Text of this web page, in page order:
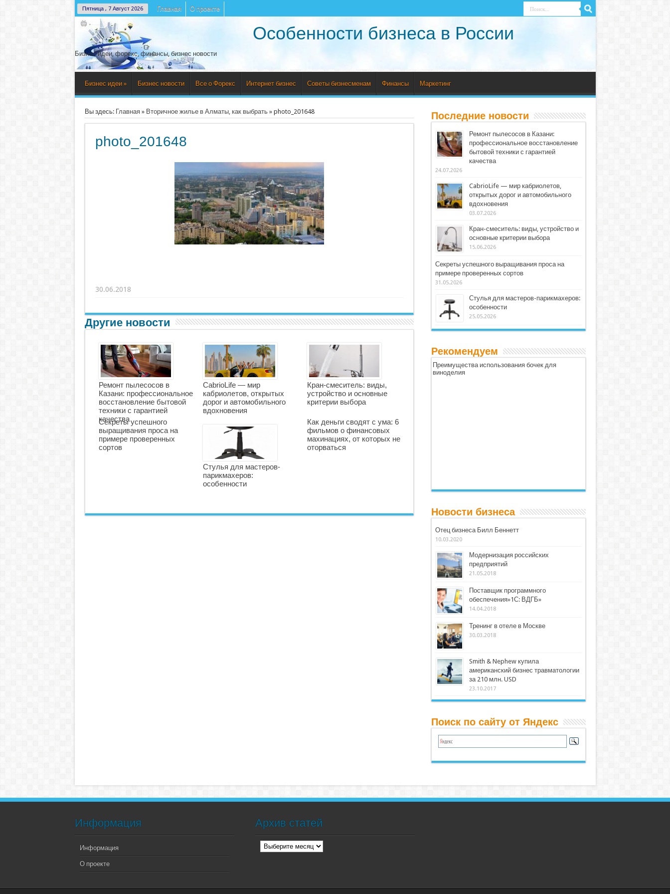
Пятница , 7 Август 2026 Главная О проекте
Особенности бизнеса в России
Бизнес идеи, форекс, финансы, бизнес новости
Бизнес идеи » Бизнес новости Все о Форекс Интернет бизнес Советы бизнесменам Финансы Маркетинг
Вы здесь: Главная» Вторичное жилье в Алматы, как выбрать» photo_201648
photo_201648
30.06.2018
Другие новости
Ремонт пылесосов в
Казани: профессиональное
восстановление бытовой
техники с гарантией
качества
CabrioLife — мир
кабриолетов, открытых
дорог и автомобильного
вдохновения
Кран-смеситель: виды,
устройство и основные
критерии выбора
Секреты успешного
выращивания проса на
примере проверенных
сортов
Стулья для мастеров-
парикмахеров:
особенности
Как деньги сводят с ума: 6
фильмов о финансовых
махинациях, от которых не
оторваться
Последние новости
Ремонт пылесосов в Казани:
профессиональное восстановление
бытовой техники с гарантией
качества
24.07.2026
CabrioLife — мир кабриолетов,
открытых дорог и автомобильного
вдохновения
03.07.2026
Кран-смеситель: виды, устройство и
основные критерии выбора
15.06.2026
Секреты успешного выращивания проса на
примере проверенных сортов
31.05.2026
Стулья для мастеров-парикмахеров:
особенности
25.05.2026
Рекомендуем
Преимущества использования бочек для
виноделия
Новости бизнеса
Отец бизнеса Билл Беннетт
10.03.2020
Модернизация российских
предприятий
21.05.2018
Поставщик программного
обеспечения»1С: ВДГБ»
14.04.2018
Тренинг в отеле в Москве
30.03.2018
Smith & Nephew купила
американский бизнес травматологии
за 210 млн. USD
23.10.2017
Поиск по сайту от Яндекс
Информация
Информация
О проекте
Архив статей
Архив
статей